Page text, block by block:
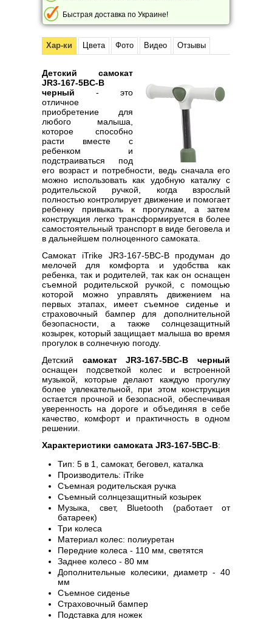
Быстрая доставка по Украине!
Хар-ки Цвета Фото Видео Отзывы
Детский самокат
JR3-167-5BC-B
черный - это
отличное
приобретение для
любого малыша,
которое способно
расти вместе с
ребенком и
подстраиваться под
его возраст и потребности, ведь сначала его
можно использовать как удобную каталку с
родительской ручкой, когда взрослый
полностью контролирует движение и помогает
ребенку привыкать к прогулкам, а затем
конструкция легко трансформируется в более
самостоятельный транспорт в виде беговела и
в дальнейшем полноценного самоката.
Самокат iTrike JR3-167-5BC-B продуман до
мелочей для комфорта и удобства как
ребенка, так и родителей, так как он оснащен
съемной родительской ручкой, с помощью
которой можно управлять движением на
первых этапах, имеет съемное сиденье и
страховочный бампер для дополнительной
безопасности, а также солнцезащитный
козырек, который защищает малыша во время
прогулок в солнечную погоду.
Детский самокат JR3-167-5BC-B черный
оснащен подсветкой колес и встроенной
музыкой, которые делают каждую прогулку
более увлекательной, при этом конструкция
остается прочной и безопасной, обеспечивая
уверенность на дороге и объединяя в себе
качество, комфорт и практичность в одном
решении.
Характеристики самоката JR3-167-5BC-B:
Тип: 5 в 1, самокат, беговел, каталка
Производитель: iTrike
Съемная родительская ручка
Съемный солнцезащитный козырек
Музыка, свет, Bluetooth (работает от
батареек)
Три колеса
Материал колес: полиуретан
Передние колеса - 110 мм, светятся
Заднее колесо - 80 мм
Дополнительные колесики, диаметр - 40
мм
Съемное сиденье
Страховочный бампер
Подставка для ножек